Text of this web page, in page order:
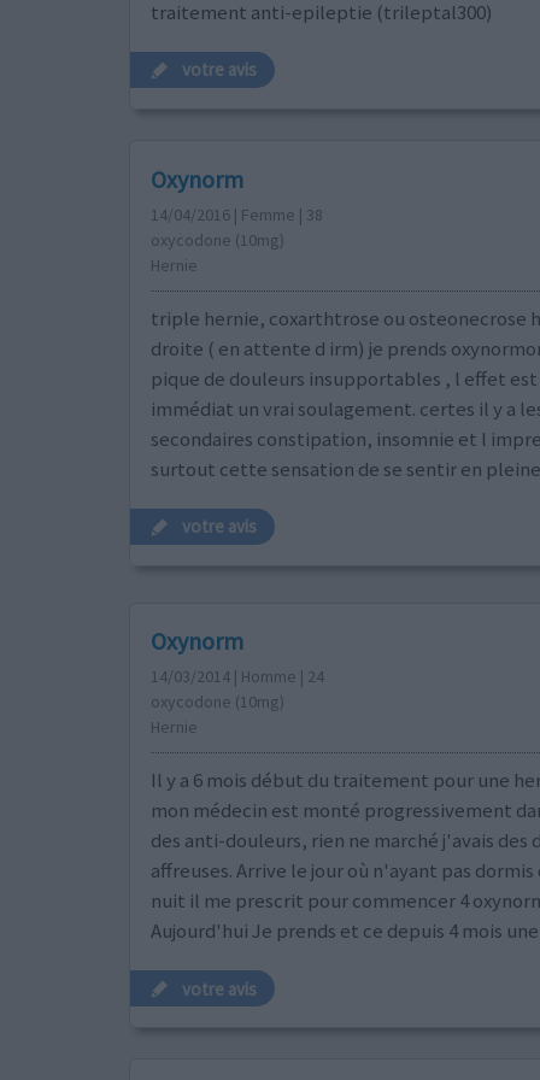
traitement anti-epileptie (trileptal300)
votre avis
Oxynorm
14/04/2016 | Femme | 38
oxycodone (10mg)
Hernie
triple hernie, coxarthtrose ou osteonecrose
droite ( en attente d irm) je prends
pique de douleurs insupportables , l effet est
immédiat un vrai soulagement. certes il y a
secondaires constipation, insomnie et l
surtout cette sensation de se sentir en
votre avis
Oxynorm
14/03/2014 | Homme | 24
oxycodone (10mg)
Hernie
Il y a 6 mois début du traitement pour une
mon médecin est monté progressivement
des anti-douleurs, rien ne marché j'avais des
affreuses. Arrive le jour où n'ayant pas dormis
nuit il me prescrit pour commencer 4
Aujourd'hui Je prends et ce depuis 4 mois
votre avis